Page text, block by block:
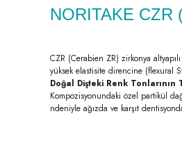
NORITAKE CZR
CZR (Cerabien ZR) zirkonya
yüksek elastisite direncine (flexural
Doğal Dişteki Renk Tonlarının
Kompozisyonundaki özel partikül
ndeniyle ağızda ve karşıt